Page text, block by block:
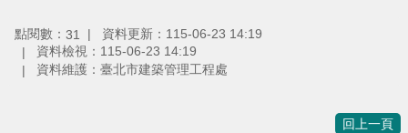
點閱數： 31
資料更新：115-06-23 14:19
資料檢視：115-06-23 14:19
資料維護：臺北市建築管理工程處
回上一頁